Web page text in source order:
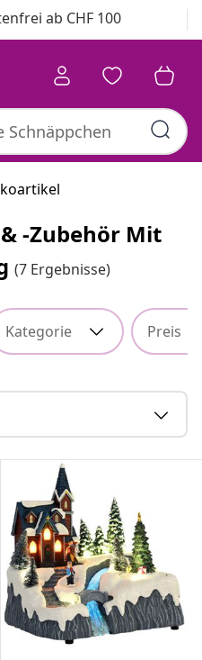
ab CHF 100
-zubehör Mit
(7 Ergebnisse)
Kategorie Preis